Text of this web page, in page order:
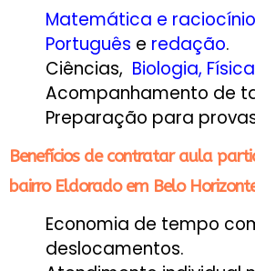
Matemática e
Português e redação.
Ciências, Biologia, Física
Acompanhamento de
Preparação para
Benefícios de contratar aula
bairro Eldorado em Belo
Economia de tempo
deslocamentos.